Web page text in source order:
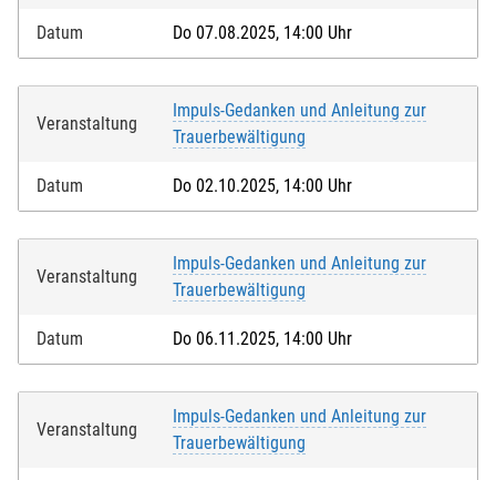
Datum Do 07.08.2025, 14:00 Uhr
Veranstaltung
Impuls-Gedanken und Anleitung zur
Trauerbewältigung
Datum Do 02.10.2025, 14:00 Uhr
Veranstaltung
Impuls-Gedanken und Anleitung zur
Trauerbewältigung
Datum Do 06.11.2025, 14:00 Uhr
Veranstaltung
Impuls-Gedanken und Anleitung zur
Trauerbewältigung